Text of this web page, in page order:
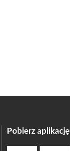
Pobierz aplikację